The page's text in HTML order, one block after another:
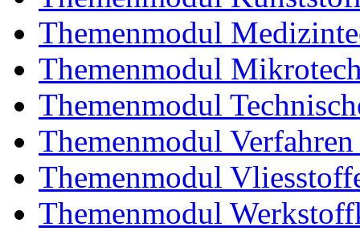
Themenmodul
Themenmodul
Themenmodul
Themenmodul
Themenmodul
Themenmodul